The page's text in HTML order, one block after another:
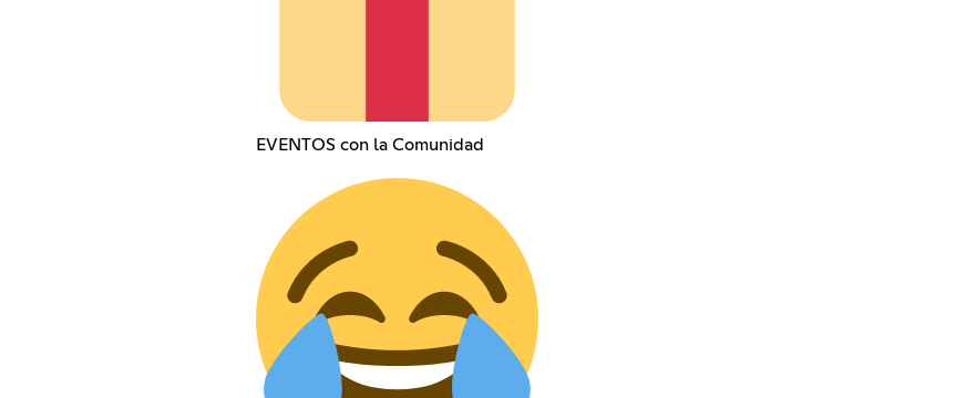
EVENTOS con la Comunidad